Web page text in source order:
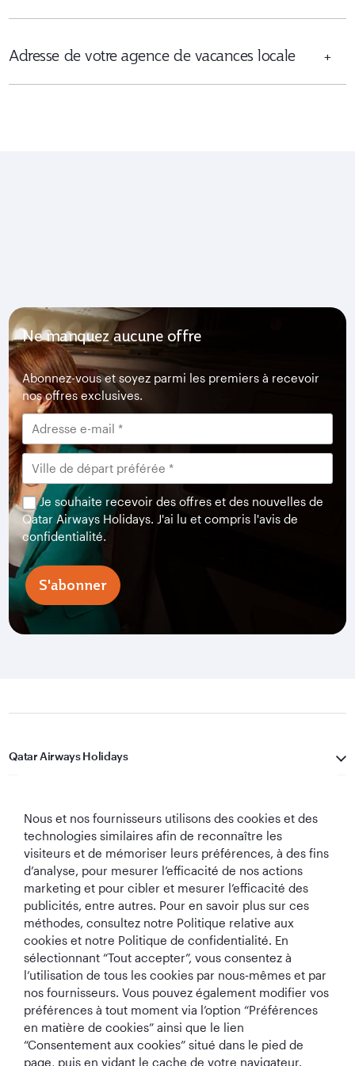
Adresse de votre agence de vacances locale +
Ne manquez aucune offre
Abonnez-vous et soyez parmi les premiers à recevoir
nos offres exclusives.
Je souhaite recevoir des offres et des nouvelles de
Qatar Airways Holidays. J'ai lu et compris l'avis de
confidentialité.
S'abonner
Qatar Airways Holidays
Restons Connectés
Meilleure
Compagnie
Aérienne au
Monde
Meilleure Classe
Affaires au
monde
Meilleur Salon de
Classe Affaires au
monde
Meilleure
Compagnie
Aérienne du
Moyen-Orient
Nous et nos fournisseurs utilisons des cookies et des
technologies similaires afin de reconnaître les
visiteurs et de mémoriser leurs préférences, à des fins
d’analyse, pour mesurer l’efficacité de nos actions
marketing et pour cibler et mesurer l’efficacité des
publicités, entre autres. Pour en savoir plus sur ces
méthodes, consultez notre Politique relative aux
cookies et notre Politique de confidentialité. En
sélectionnant “Tout accepter”, vous consentez à
l’utilisation de tous les cookies par nous‑mêmes et par
nos fournisseurs. Vous pouvez également modifier vos
préférences à tout moment via l’option “Préférences
en matière de cookies” ainsi que le lien
“Consentement aux cookies” situé dans le pied de
page, puis en vidant le cache de votre navigateur.